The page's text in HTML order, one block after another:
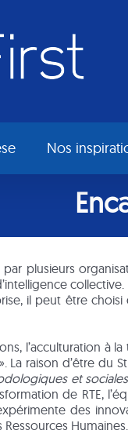
Nos
plusieurs
il peut être
l’acculturation à
La raison d’être
et
de RTE,
des
Humaines.